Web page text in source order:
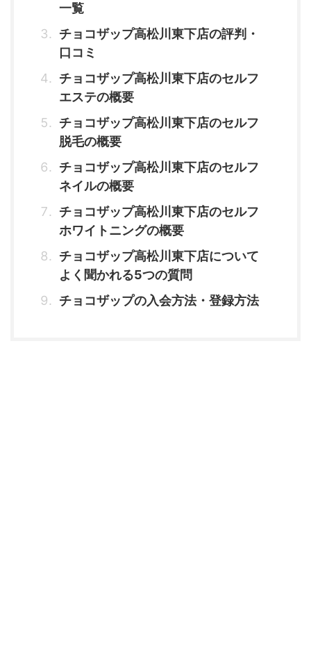
一覧
チョコザップ高松川東下店の評判・
口コミ
チョコザップ高松川東下店のセルフ
エステの概要
チョコザップ高松川東下店のセルフ
脱毛の概要
チョコザップ高松川東下店のセルフ
ネイルの概要
チョコザップ高松川東下店のセルフ
ホワイトニングの概要
チョコザップ高松川東下店について
よく聞かれる5つの質問
チョコザップの入会方法・登録方法